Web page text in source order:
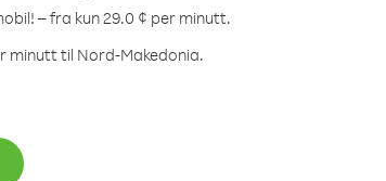
– fra kun 29.0 ¢ per minutt.
minutt til Nord-Makedonia.